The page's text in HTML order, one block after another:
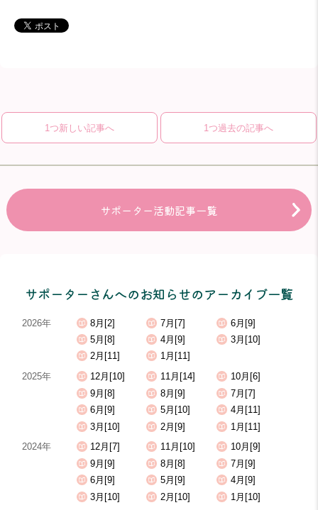
1つ新しい記事へ 1つ過去の記事へ
サポーター活動記事一覧
サポーターさんへのお知らせのアーカイブ一覧
2026年 8月[2] 7月[7]
6月[9]
5月[8]
4月[9]
3月[10]
2月[11]
1月[11]
2025年
12月[10] 11月[14]
10月[6]
9月[8]
8月[9]
7月[7]
6月[9]
5月[10]
4月[11]
3月[10]
2月[9]
1月[11]
2024年
12月[7] 11月[10]
10月[9]
9月[9]
8月[8]
7月[9]
6月[9]
5月[9]
4月[9]
3月[10]
2月[10]
1月[10]